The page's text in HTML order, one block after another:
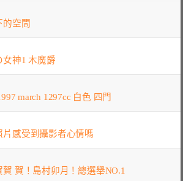
的空間
女神1 木魔爵
march 1297cc 白色 四門
片感受到攝影者心情嗎
賀！島村卯月！總選舉NO.1